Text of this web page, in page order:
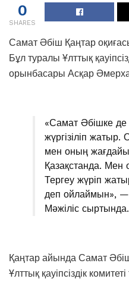
0
SHARES
Самат Әбіш Қаңтар
Бұл туралы Ұлттық
орынбасары Асқар
«Самат Әбішке
жүргізіліп жатыр.
мен оның
Қазақстанда. Мен
Тергеу жүріп
деп ойлаймын», —
Мәжіліс сыртында.
Қаңтар айында Самат
Ұлттық қауіпсіздік